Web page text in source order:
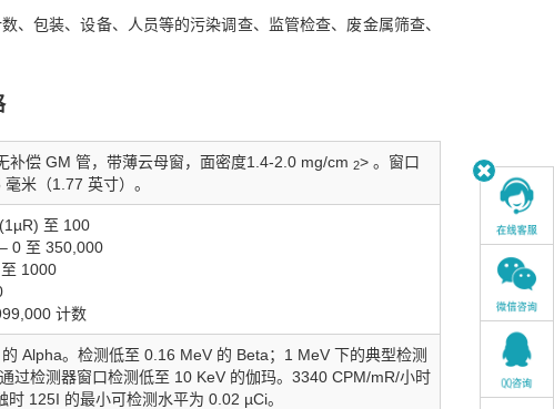
、包装、设备、人员等的污染调查、监管检查、废金属筛查、
补偿 GM 管，带薄云母窗，面密度1.4-2.0 mg/cm 2> 。窗口
米（1.77 英寸）。
至 100
0 至 350,000
1000
计数
Alpha。检测低至 0.16 MeV 的 Beta；1 MeV 下的典型检测
过检测器窗口检测低至 10 KeV 的伽玛。3340 CPM/mR/小时
时 125I 的最小可检测水平为 0.02 µCi。